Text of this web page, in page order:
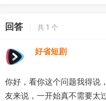
回答 | 共 1 个
好省短剧
你好，看你这个问题我得说
友来说，一开始真不需要太